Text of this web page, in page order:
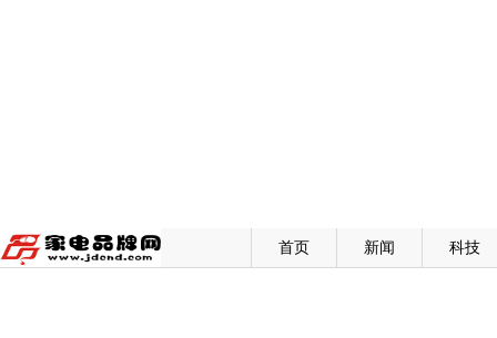
首页 新闻 科技